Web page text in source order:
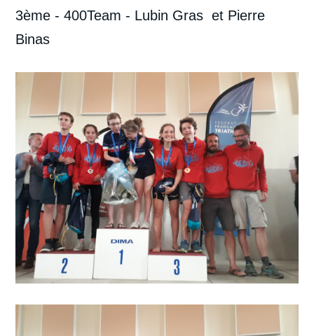
3ème - 400Team - Lubin Gras et Pierre
Binas